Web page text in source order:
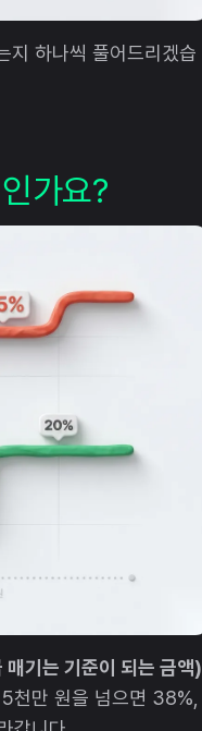
지 하나씩 풀어드리겠습
가요?
매기는 기준이 되는 금액)
천만 원을 넘으면 38%,